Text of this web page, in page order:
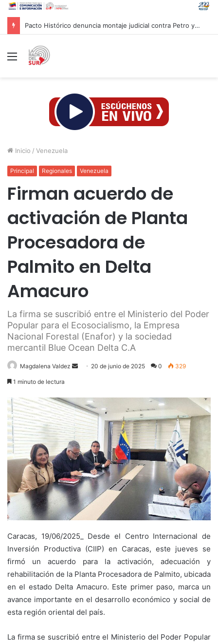
Pacto Histórico denuncia montaje judicial contra Petro y Cepeda
Menú
Inicio / Venezuela
Principal Regionales Venezuela
Firman acuerdo de
activación de Planta
Procesadora de
Palmito en Delta
Amacuro
La firma se suscribió entre el Ministerio del Poder
Popular para el Ecosocialismo, la Empresa
Nacional Forestal (Enafor) y la sociedad
mercantil Blue Ocean Delta C.A
Magdalena Valdez
Send 20 de junio de 2025 0 329
1 minuto de lectura
Caracas, 19/06/2025_ Desde el Centro Internacional de
Inversión Productiva (CIIP) en Caracas, este jueves se
firmó un acuerdo para la activación, adecuación y
rehabilitación de la Planta Procesadora de Palmito, ubicada
en el estado Delta Amacuro. Este primer paso, marca un
avance importante en el desarrollo económico y social de
esta región oriental del país.
La firma se suscribió entre el Ministerio del Poder Popular